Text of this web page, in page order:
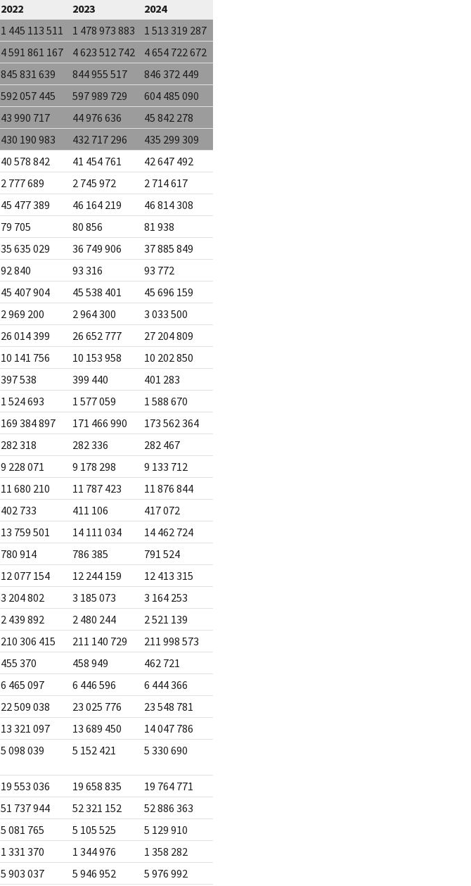
2022 2023 2024
1 445 113 511 1 478 973 883 1 513 319 287
4 591 861 167 4 623 512 742 4 654 722 672
845 831 639 844 955 517 846 372 449
592 057 445 597 989 729 604 485 090
43 990 717 44 976 636 45 842 278
430 190 983 432 717 296 435 299 309
40 578 842 41 454 761 42 647 492
2 777 689 2 745 972 2 714 617
45 477 389 46 164 219 46 814 308
79 705 80 856 81 938
35 635 029 36 749 906 37 885 849
92 840 93 316 93 772
45 407 904 45 538 401 45 696 159
2 969 200 2 964 300 3 033 500
26 014 399 26 652 777 27 204 809
10 141 756 10 153 958 10 202 850
397 538 399 440 401 283
1 524 693 1 577 059 1 588 670
169 384 897 171 466 990 173 562 364
282 318 282 336 282 467
9 228 071 9 178 298 9 133 712
11 680 210 11 787 423 11 876 844
402 733 411 106 417 072
13 759 501 14 111 034 14 462 724
780 914 786 385 791 524
12 077 154 12 244 159 12 413 315
3 204 802 3 185 073 3 164 253
2 439 892 2 480 244 2 521 139
210 306 415 211 140 729 211 998 573
455 370 458 949 462 721
6 465 097 6 446 596 6 444 366
22 509 038 23 025 776 23 548 781
13 321 097 13 689 450 14 047 786
5 098 039 5 152 421 5 330 690
19 553 036 19 658 835 19 764 771
51 737 944 52 321 152 52 886 363
5 081 765 5 105 525 5 129 910
1 331 370 1 344 976 1 358 282
5 903 037 5 946 952 5 976 992